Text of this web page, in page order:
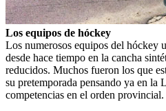
Los equipos de hóckey
Los numerosos equipos del hóckey
desde hace tiempo en la cancha
reducidos. Muchos fueron los que
su pretemporada pensando ya en la
competencias en el orden provincial.